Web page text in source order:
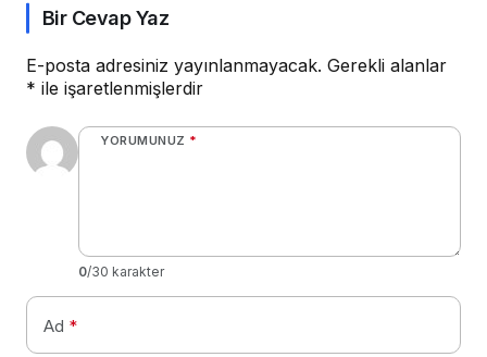
Bir Cevap Yaz
E-posta adresiniz yayınlanmayacak. Gerekli alanlar
* ile işaretlenmişlerdir
YORUMUNUZ *
0/30 karakter
Ad *